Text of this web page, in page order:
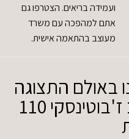
ועמידה בריאים. הצטרפו גם
אתם למהפכה עם משרד
מעוצב בהתאמה אישית.
באולם התצוגה
החדש שלנו ברחוב ז'בוטינסקי 110